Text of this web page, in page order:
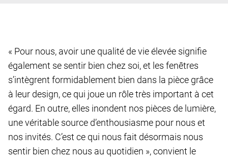
« Pour nous, avoir une qualité de vie élevée signifie
également se sentir bien chez soi, et les fenêtres
s’intègrent formidablement bien dans la pièce grâce
à leur design, ce qui joue un rôle très important à cet
égard. En outre, elles inondent nos pièces de lumière,
une véritable source d’enthousiasme pour nous et
nos invités. C’est ce qui nous fait désormais nous
sentir bien chez nous au quotidien », convient le